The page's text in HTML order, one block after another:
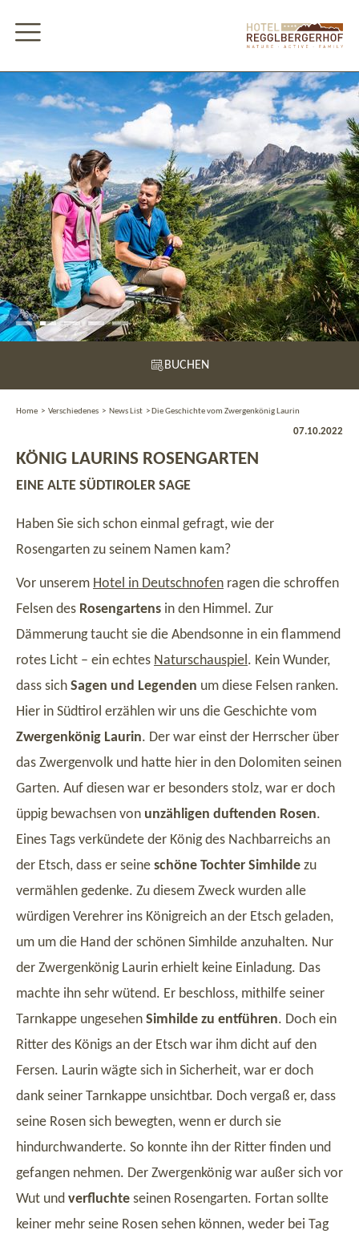
BUCHEN
Home > Verschiedenes > News List > Die Geschichte vom Zwergenkönig Laurin
07.10.2022
KÖNIG LAURINS ROSENGARTEN
EINE ALTE SÜDTIROLER SAGE
Haben Sie sich schon einmal gefragt, wie der
Rosengarten zu seinem Namen kam?
Vor unserem Hotel in Deutschnofen ragen die schroffen
Felsen des Rosengartens in den Himmel. Zur
Dämmerung taucht sie die Abendsonne in ein flammend
rotes Licht – ein echtes Naturschauspiel. Kein Wunder,
dass sich Sagen und Legenden um diese Felsen ranken.
Hier in Südtirol erzählen wir uns die Geschichte vom
Zwergenkönig Laurin. Der war einst der Herrscher über
das Zwergenvolk und hatte hier in den Dolomiten seinen
Garten. Auf diesen war er besonders stolz, war er doch
üppig bewachsen von unzähligen duftenden Rosen.
Eines Tags verkündete der König des Nachbarreichs an
der Etsch, dass er seine schöne Tochter Simhilde zu
vermählen gedenke. Zu diesem Zweck wurden alle
würdigen Verehrer ins Königreich an der Etsch geladen,
um um die Hand der schönen Simhilde anzuhalten. Nur
der Zwergenkönig Laurin erhielt keine Einladung. Das
machte ihn sehr wütend. Er beschloss, mithilfe seiner
Tarnkappe ungesehen Simhilde zu entführen. Doch ein
Ritter des Königs an der Etsch war ihm dicht auf den
Fersen. Laurin wägte sich in Sicherheit, war er doch
dank seiner Tarnkappe unsichtbar. Doch vergaß er, dass
seine Rosen sich bewegten, wenn er durch sie
hindurchwanderte. So konnte ihn der Ritter finden und
gefangen nehmen. Der Zwergenkönig war außer sich vor
Wut und verfluchte seinen Rosengarten. Fortan sollte
keiner mehr seine Rosen sehen können, weder bei Tag